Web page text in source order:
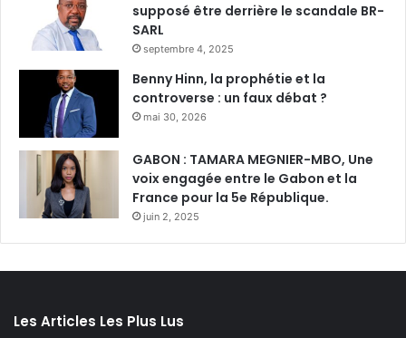
supposé être derrière le scandale BR-
SARL
septembre 4, 2025
Benny Hinn, la prophétie et la
controverse : un faux débat ?
mai 30, 2026
GABON : TAMARA MEGNIER-MBO, Une
voix engagée entre le Gabon et la
France pour la 5e République.
juin 2, 2025
Les Articles Les Plus Lus